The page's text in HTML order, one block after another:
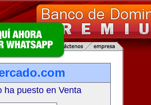
ha puesto en Venta